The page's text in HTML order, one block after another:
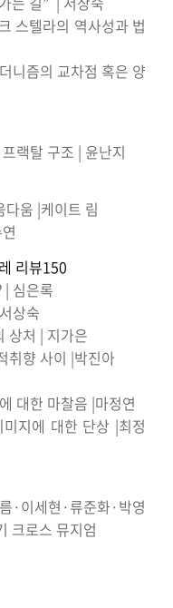
스텔라의 역사성과 법
니즘의 교차점 혹은 양
랙탈 구조 | 윤난지
움 |케이트 림
리뷰150
| 심은록
상숙
상처 | 지가은
취향 사이 |박진아
대한 마찰음 |마정연
지에 대한 단상 |최정
·이세현·류준화·박영
크로스 뮤지엄